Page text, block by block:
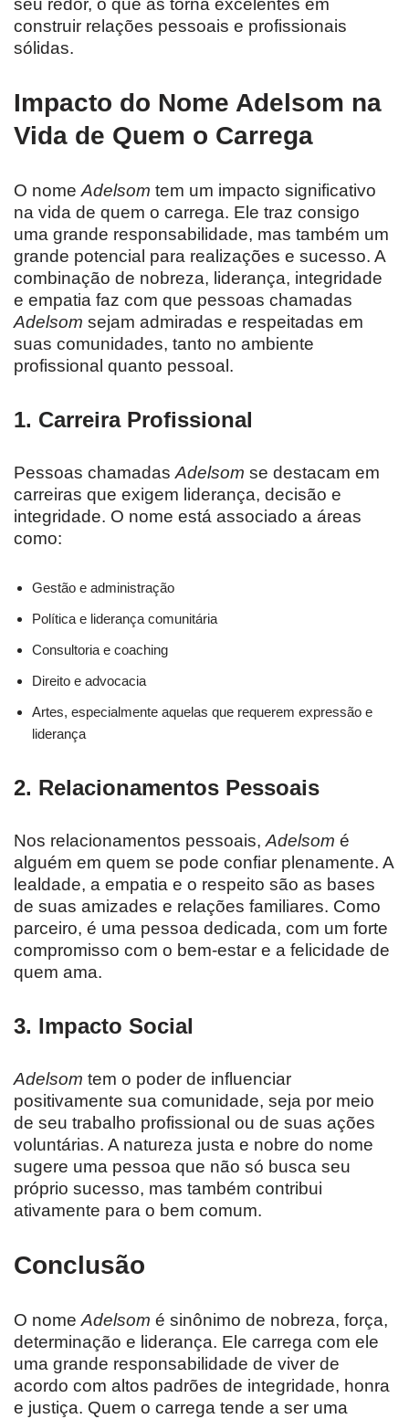
seu redor, o que as torna excelentes em
construir relações pessoais e profissionais
sólidas.
Impacto do Nome Adelsom na
Vida de Quem o Carrega
O nome Adelsom tem um impacto significativo
na vida de quem o carrega. Ele traz consigo
uma grande responsabilidade, mas também um
grande potencial para realizações e sucesso. A
combinação de nobreza, liderança, integridade
e empatia faz com que pessoas chamadas
Adelsom sejam admiradas e respeitadas em
suas comunidades, tanto no ambiente
profissional quanto pessoal.
1. Carreira Profissional
Pessoas chamadas Adelsom se destacam em
carreiras que exigem liderança, decisão e
integridade. O nome está associado a áreas
como:
Gestão e administração
Política e liderança comunitária
Consultoria e coaching
Direito e advocacia
Artes, especialmente aquelas que requerem expressão e
liderança
2. Relacionamentos Pessoais
Nos relacionamentos pessoais, Adelsom é
alguém em quem se pode confiar plenamente. A
lealdade, a empatia e o respeito são as bases
de suas amizades e relações familiares. Como
parceiro, é uma pessoa dedicada, com um forte
compromisso com o bem-estar e a felicidade de
quem ama.
3. Impacto Social
Adelsom tem o poder de influenciar
positivamente sua comunidade, seja por meio
de seu trabalho profissional ou de suas ações
voluntárias. A natureza justa e nobre do nome
sugere uma pessoa que não só busca seu
próprio sucesso, mas também contribui
ativamente para o bem comum.
Conclusão
O nome Adelsom é sinônimo de nobreza, força,
determinação e liderança. Ele carrega com ele
uma grande responsabilidade de viver de
acordo com altos padrões de integridade, honra
e justiça. Quem o carrega tende a ser uma